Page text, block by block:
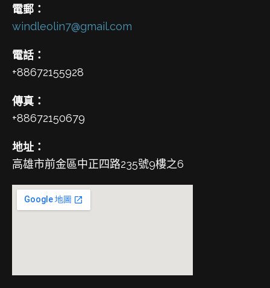
電郵：
windleolin7@gmail.com
電話：
+88672155928
傳真：
+88672150679
地址：
高雄市前金區中正四路235號9樓之6